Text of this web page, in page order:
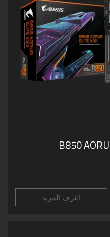
B850
اعرف المزيد